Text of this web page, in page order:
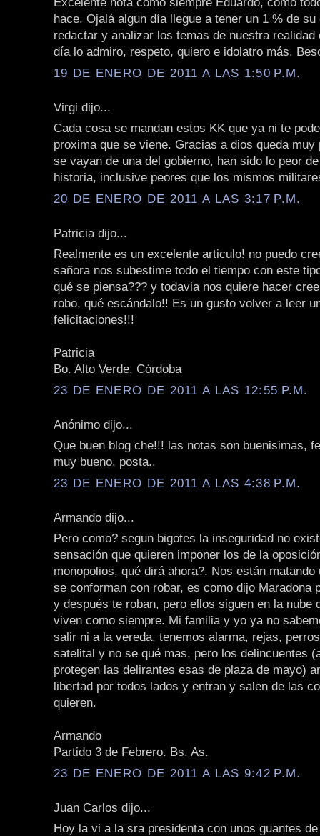
hace. Ojalá algun día llegue a tener un 1 % de su
redactar y analizar los temas de nuestra realidad
día lo admiro, respeto, quiero e idolatro más.
19 DE ENERO DE 2011 A LAS 1:50 P.M.
Virgi dijo...
Cada cosa se mandan estos KK que ya ni te
proxima que se viene. Gracias a dios queda muy
se vayan de una del gobierno, han sido lo peor
historia, inclusive peores que los mismos
20 DE ENERO DE 2011 A LAS 3:17 P.M.
Patricia dijo...
Realmente es un excelente articulo! no puedo
sañora nos subestime todo el tiempo con este
qué se piensa??? y todavia nos quiere hacer
robo, qué escándalo!! Es un gusto volver a leer
felicitaciones!!!
Patricia
Bo. Alto Verde, Córdoba
23 DE ENERO DE 2011 A LAS 12:55 P.M.
Anónimo dijo...
Que buen blog che!!! las notas son buenisimas,
muy bueno, posta..
23 DE ENERO DE 2011 A LAS 4:38 P.M.
Armando dijo...
Pero como? segun bigotes la inseguridad no
sensación que quieren imponer los de la
monopolios, qué dirá ahora?. Nos están matando
se conforman con robar, es como dijo Maradona
y después te roban, pero ellos siguen en la nube
viven como siempre. Mi familia y yo ya no
salir ni a la vereda, tenemos alarma, rejas,
satelital y no se qué mas, pero los delincuentes
protegen las delirantes esas de plaza de mayo)
libertad por todos lados y entran y salen de las
quieren.
Armando
Partido 3 de Febrero. Bs. As.
23 DE ENERO DE 2011 A LAS 9:42 P.M.
Juan Carlos dijo...
Hoy la vi a la sra presidenta con unos guantes